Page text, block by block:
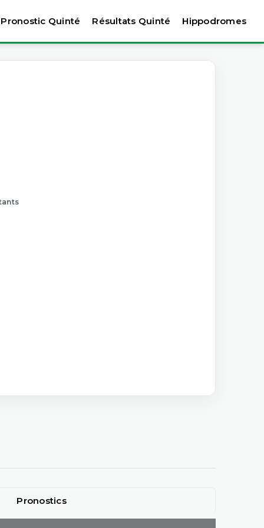
Pronostic Quinté Résultats Quinté Hippodromes
Pronostics